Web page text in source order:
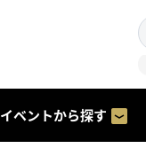
イベントから探す